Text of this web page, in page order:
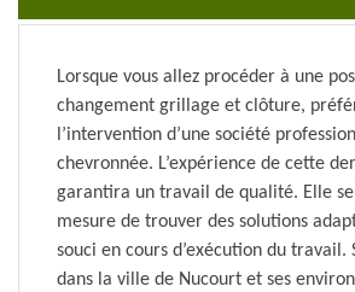
Lorsque vous allez procéder à une
changement grillage et clôture,
l’intervention d’une société
chevronnée. L’expérience de cette
garantira un travail de qualité. Elle
mesure de trouver des solutions
souci en cours d’exécution du travail.
dans la ville de Nucourt et ses